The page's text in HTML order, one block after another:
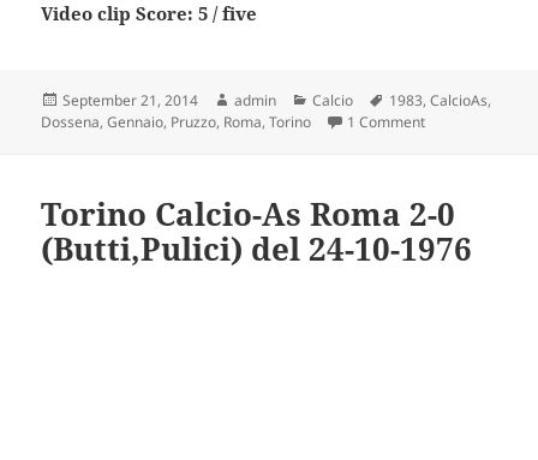
Video clip Score: 5 / five
Posted
on
September 21, 2014 Author
admin Categories
Calcio Tags
1983,CalcioAs,
Dossena,Gennaio, Pruzzo, Roma,Torino 1 Commenton Torino
Torino Calcio-As Roma 2-0
(Butti,Pulici) del 24-10-1976